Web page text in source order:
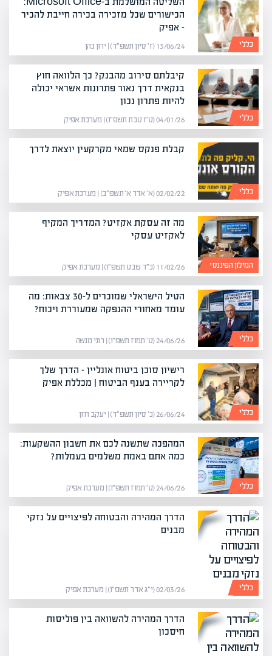
כללי
הכישורים שכל מזכירה בכירה חייבת להכיר
– אפיק
13/06/24 (ז׳ סיון תשפ״ד) | ירון כהן
כללי
קיבלתם סירוב מהבנק? כך הלוואה חוץ
בנקאית דרך נאור פתרונות אשראי יכולה
להיות פתרון נכון
04/01/26 (ט״ו טבת תשפ״ו) | מערכת אפיק
כללי
קבלת פנקס שמאי מקרקעין יוצאת לדרך
02/02/22 (א׳ אדר א׳ תשפ״ב) | מערכת אפיק
המילון הפיננסי
מה זה עסקת אקזיט? המדריך המקיף
לאקזיט עסקי
11/02/26 (כ״ד שבט תשפ״ו) | מערכת אפיק
כללי
הטיל הישראלי שמוכרים ל-30 צבאות: מה
עומד מאחורי ההנפקה שמעוררת ויכוח?
24/06/26 (ט׳ תמוז תשפ״ו) | רוני מנשה
כללי
רישיון סוכן ביטוח אונליין – הדרך שלך
לקריירה בענף הביטוח | מכללת אפיק
26/06/24 (כ׳ סיון תשפ״ד) | יעקב חזן
כללי
המהפכה שתשנה לכם את חשבון ההשקעות:
כמה אתם באמת משלמים בעמלות?
24/06/26 (ט׳ תמוז תשפ״ו) | מערכת אפיק
כללי
הדרך המהירה והבטוחה לפיצויים על נזקי
מבנים
02/03/26 (י״ג אדר תשפ״ו) | מערכת אפיק
הדרך המהירה להשוואה בין פוליסות
חיסכון